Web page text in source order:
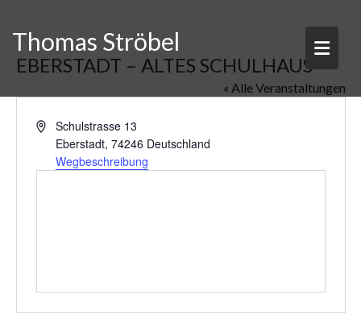
content
Thomas Ströbel
EBERSTADT – ALTES SCHULHAUS
« Alle Veranstaltungen
A
Schulstrasse 13
Eberstadt, 74246 Deutschland
Wegbeschreibung